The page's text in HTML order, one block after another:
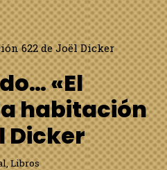
«El
habitación
Dicker
,Libros